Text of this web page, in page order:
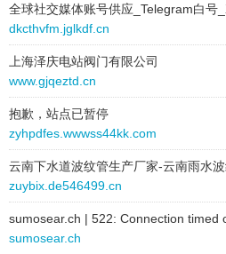
du35.6bbk.cn
meux07.6bbk.cn
baynmc.6bbk.cn
p9pk.6bbk.cn
o1j.6bbk.cn
dkcthvfm.jglkdf.cn
上海泽庆电站阀门有限公司
www.gjqeztd.cn
抱歉，站点已暂停
zyhpdfes.wwwss44kk.com
zuybix.de546499.cn
sumosear.ch | 522: Connection timed
sumosear.ch